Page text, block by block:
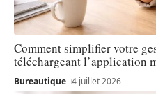
Comment simplifier votre
téléchargeant l’application
Bureautique 4 juillet 2026